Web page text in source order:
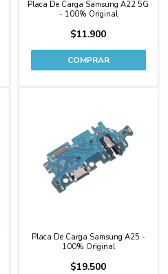
Placa De Carga Samsung A22 5G
- 100% Original
$11.900
Placa De Carga Samsung A25 -
100% Original
$19.500